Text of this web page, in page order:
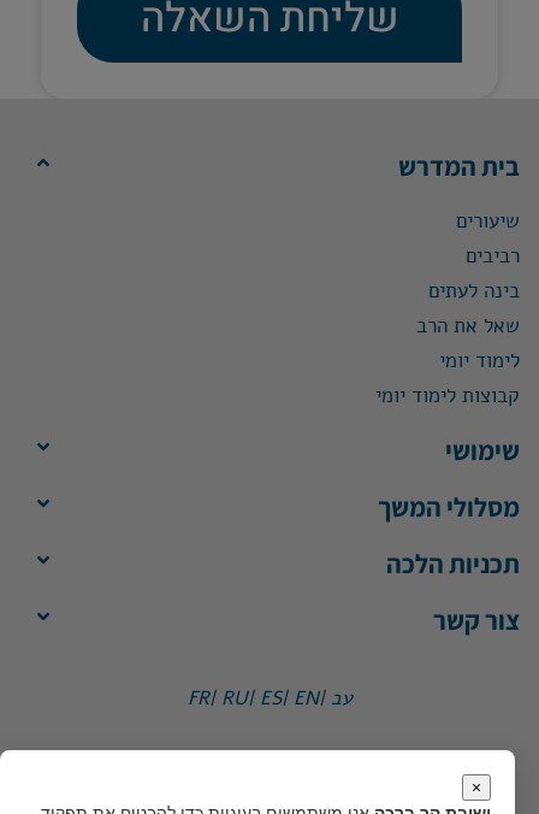
שליחת השאלה
בית המדרש
שיעורים
רביבים
בינה לעתים
שאל את הרב
לימוד יומי
קבוצות לימוד יומי
שימושי
מסלולי המשך
תכניות הלכה
צור קשר
עב |EN |
ES |
RU |
FR
×